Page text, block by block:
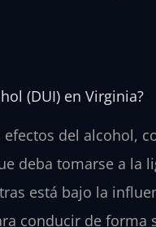
(DUI) en Virginia?
del alcohol,
deba tomarse a la
está bajo la
conducir de forma